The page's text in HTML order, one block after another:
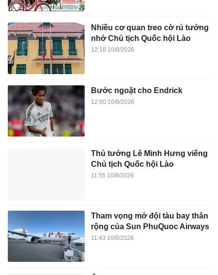
Nhiều cơ quan treo cờ rủ tưởng
nhớ Chủ tịch Quốc hội Lào
12:16 10/8/2026
Bước ngoặt cho Endrick
12:00 10/8/2026
Thủ tướng Lê Minh Hưng viếng
Chủ tịch Quốc hội Lào
11:55 10/8/2026
Tham vọng mở đội tàu bay thân
rộng của Sun PhuQuoc Airways
11:43 10/8/2026